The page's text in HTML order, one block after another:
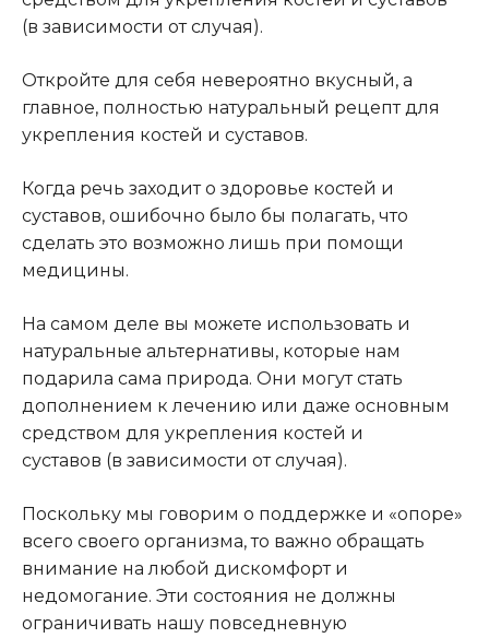
(в зависимости от случая).
Откройте для себя невероятно вкусный, а
главное, полностью натуральный рецепт для
укрепления костей и суставов.
Когда речь заходит о здоровье костей и
суставов, ошибочно было бы полагать, что
сделать это возможно лишь при помощи
медицины.
На самом деле вы можете использовать и
натуральные альтернативы, которые нам
подарила сама природа. Они могут стать
дополнением к лечению или даже основным
средством для укрепления костей и
суставов (в зависимости от случая).
Поскольку мы говорим о поддержке и «опоре»
всего своего организма, то важно обращать
внимание на любой дискомфорт и
недомогание. Эти состояния не должны
ограничивать нашу повседневную